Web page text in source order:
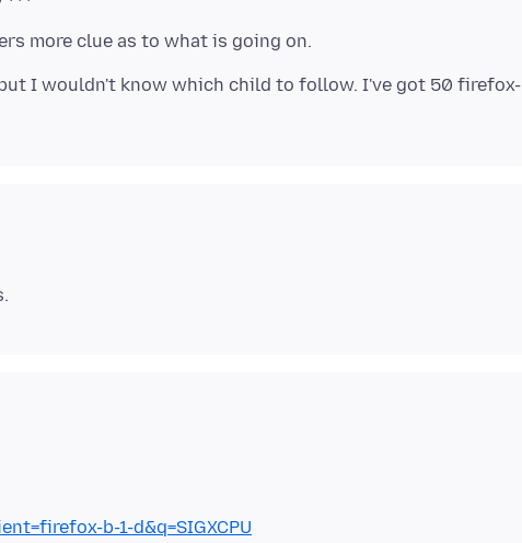
I wouldn't know which child to follow. I've got 50 firefox-
b-1-d&q=SIGXCPU